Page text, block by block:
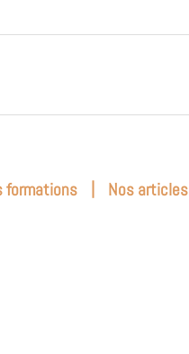
formations | Nos articles